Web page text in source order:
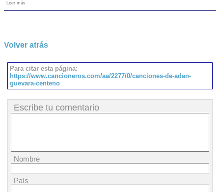
Leer más
Volver atrás
Para citar esta página:
https://www.cancioneros.com/aa/2277/0/canciones-de-adan-
guevara-centeno
Escribe tu comentario
Nombre
País